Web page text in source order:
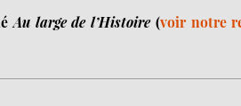
Au large de l’Histoire(voir notre